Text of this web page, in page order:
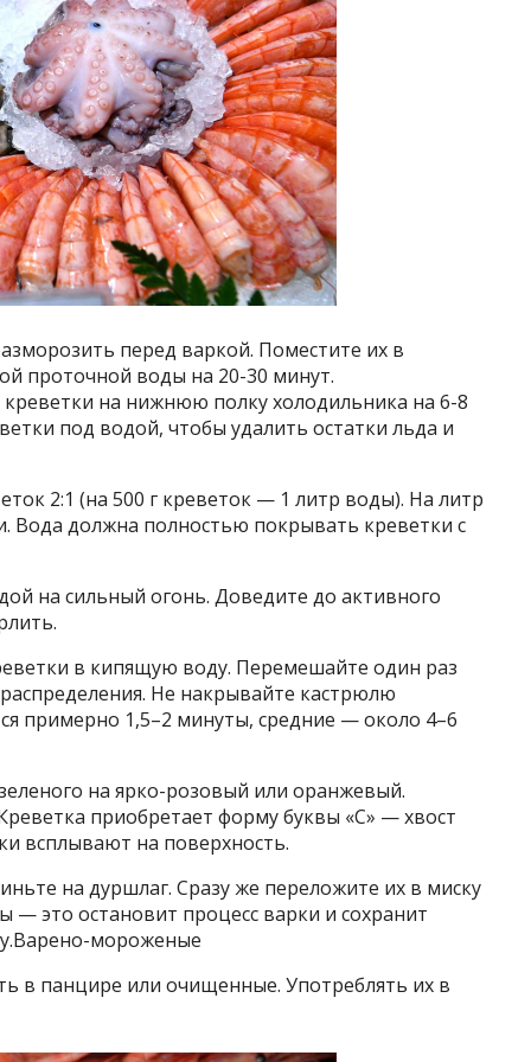
перед варкой. Поместите их в
проточной воды на 20-30 минут.
на нижнюю полку холодильника на 6-8
под водой, чтобы удалить остатки льда и
2:1 (на 500 г креветок — 1 литр воды). На литр
Вода должна полностью покрывать креветки с
на сильный огонь. Доведите до активного
в кипящую воду. Перемешайте один раз
Не накрывайте кастрюлю
примерно 1,5–2 минуты, средние — около 4–6
на ярко-розовый или оранжевый.
приобретает форму буквы «С» — хвост
всплывают на поверхность.
на дуршлаг. Сразу же переложите их в миску
это остановит процесс варки и сохранит
мороженые
в панцире или очищенные. Употреблять их в